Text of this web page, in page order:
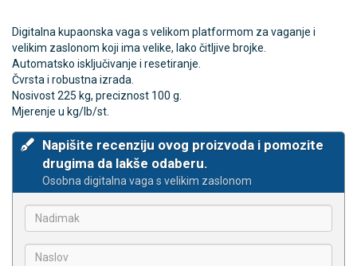
Digitalna kupaonska vaga s velikom platformom za vaganje i
velikim zaslonom koji ima velike, lako čitljive brojke.
Automatsko isključivanje i resetiranje.
Čvrsta i robustna izrada.
Nosivost 225 kg, preciznost 100 g.
Mjerenje u kg/lb/st.
Napišite recenziju ovog proizvoda i pomozite
drugima da lakše odaberu.
Osobna digitalna vaga s velikim zaslonom